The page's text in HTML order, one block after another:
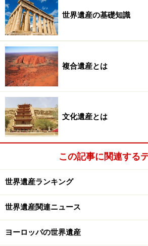
シャルトル大聖堂とゴシック
有名な「美しき絵ガラスの聖母」。聖母
大聖堂に収められているという聖衣サン
シャルトル大聖堂の身廊（教会堂中
ヴ）で、信徒席に腰かけてこの建物
う。まず、上へ上へ、天へ天へと見
思議な力を感ぜずにはいられないはず
それともうひとつ。その不思議な色彩
まるで森の中の木漏れ日のような
光。見上げるほどの位置にあるク
窓）のカラフルなステンドグラスに
はないものの、様々な色彩が舞うよ
白いステンドグラスからはすべてを
世界遺産の基礎知識
複合遺産とは
文化遺産とは
この記事に関連する
世界遺産ランキング
世界遺産関連ニュース
ヨーロッパの世界遺産